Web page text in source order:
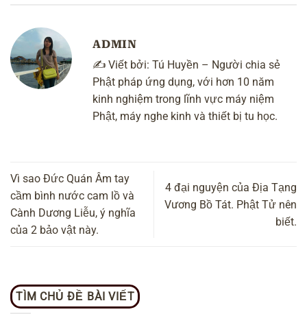
ADMIN
✍️ Viết bởi: Tú Huyền – Người chia sẻ
Phật pháp ứng dụng, với hơn 10 năm
kinh nghiệm trong lĩnh vực máy niệm
Phật, máy nghe kinh và thiết bị tu học.
Vì sao Đức Quán Âm tay
cầm bình nước cam lồ và
Cành Dương Liễu, ý nghĩa
của 2 bảo vật này.
4 đại nguyện của Địa Tạng
Vương Bồ Tát. Phật Tử nên
biết.
TÌM CHỦ ĐỀ BÀI VIẾT